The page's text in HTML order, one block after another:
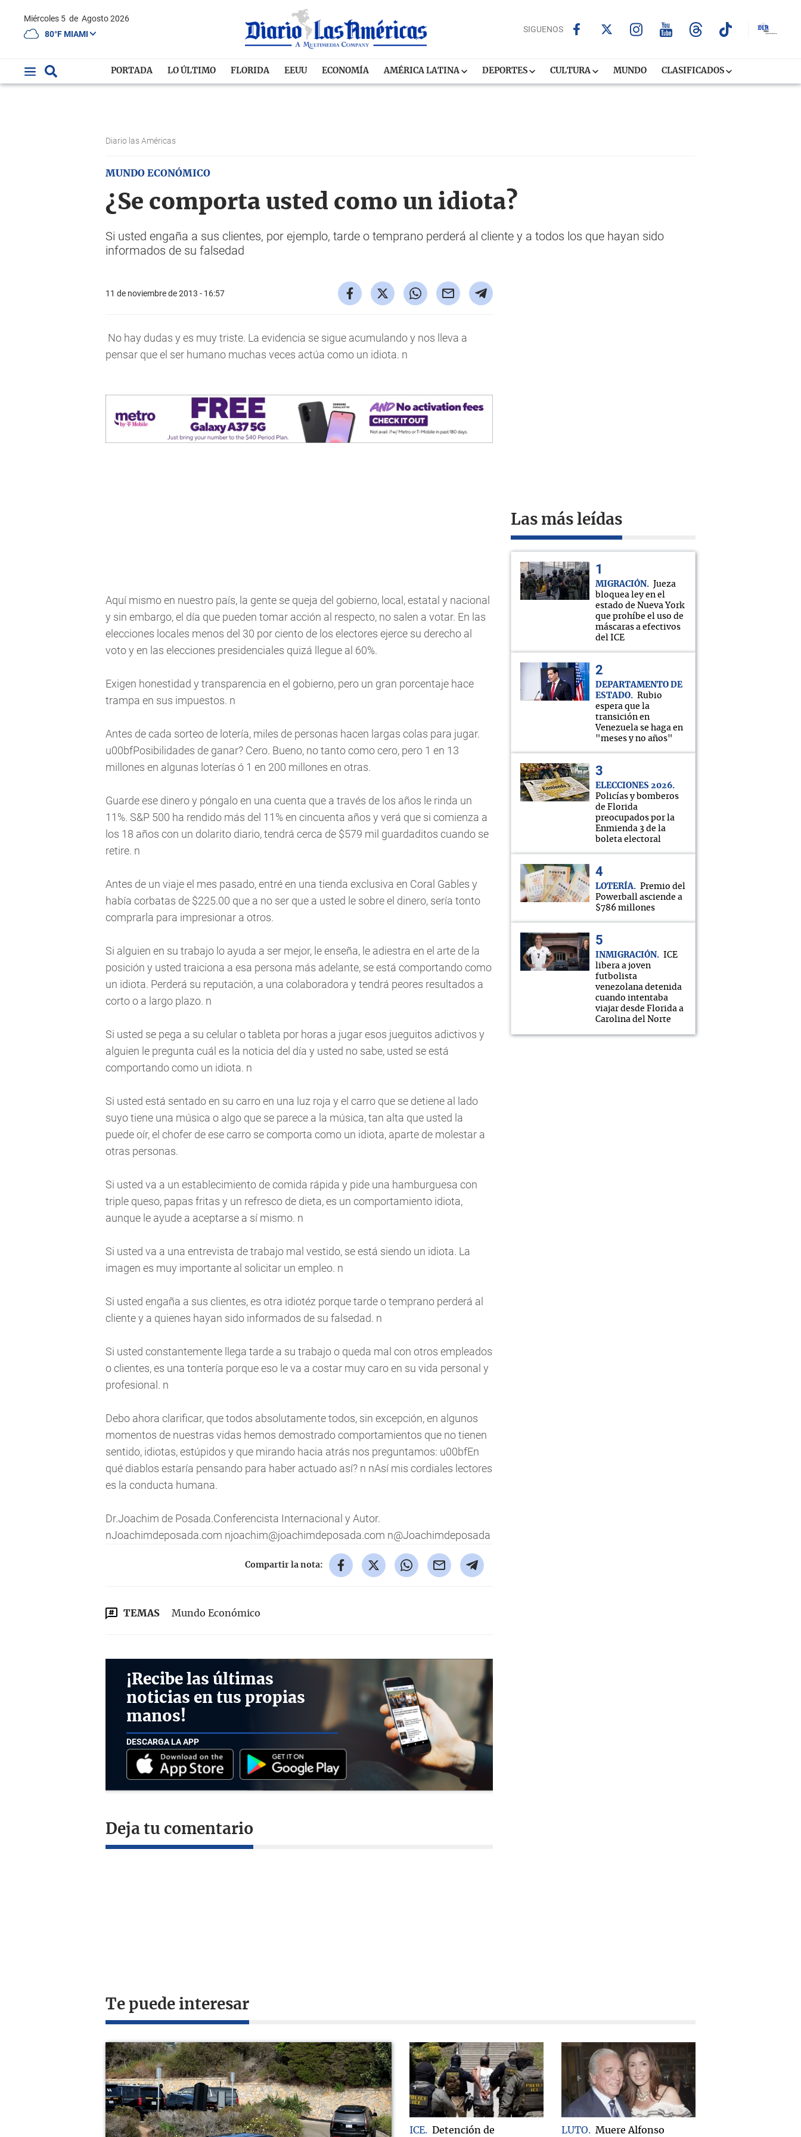
Miércoles 5 de Agosto 2026
80°F MIAMI
SIGUENOS
PORTADA LO ÚLTIMO FLORIDA EEUU ECONOMÍA AMÉRICA LATINA DEPORTES CULTURA MUNDO CLASIFICADOS
Diario las Américas
MUNDO ECONÓMICO
¿Se comporta usted como un idiota?
Si usted engaña a sus clientes, por ejemplo, tarde o temprano perderá al cliente y a todos los que hayan sido
informados de su falsedad
11 de noviembre de 2013 - 16:57
No hay dudas y es muy triste. La evidencia se sigue acumulando y nos lleva a
pensar que el ser humano muchas veces actúa como un idiota. n
Aquí mismo en nuestro país, la gente se queja del gobierno, local, estatal y nacional
y sin embargo, el día que pueden tomar acción al respecto, no salen a votar. En las
elecciones locales menos del 30 por ciento de los electores ejerce su derecho al
voto y en las elecciones presidenciales quizá llegue al 60%.
Exigen honestidad y transparencia en el gobierno, pero un gran porcentaje hace
trampa en sus impuestos. n
Antes de cada sorteo de lotería, miles de personas hacen largas colas para jugar.
u00bfPosibilidades de ganar? Cero. Bueno, no tanto como cero, pero 1 en 13
millones en algunas loterías ó 1 en 200 millones en otras.
Guarde ese dinero y póngalo en una cuenta que a través de los años le rinda un
11%. S&P 500 ha rendido más del 11% en cincuenta años y verá que si comienza a
los 18 años con un dolarito diario, tendrá cerca de $579 mil guardaditos cuando se
retire. n
Antes de un viaje el mes pasado, entré en una tienda exclusiva en Coral Gables y
había corbatas de $225.00 que a no ser que a usted le sobre el dinero, sería tonto
comprarla para impresionar a otros.
Si alguien en su trabajo lo ayuda a ser mejor, le enseña, le adiestra en el arte de la
posición y usted traiciona a esa persona más adelante, se está comportando como
un idiota. Perderá su reputación, a una colaboradora y tendrá peores resultados a
corto o a largo plazo. n
Si usted se pega a su celular o tableta por horas a jugar esos jueguitos adictivos y
alguien le pregunta cuál es la noticia del día y usted no sabe, usted se está
comportando como un idiota. n
Si usted está sentado en su carro en una luz roja y el carro que se detiene al lado
suyo tiene una música o algo que se parece a la música, tan alta que usted la
puede oír, el chofer de ese carro se comporta como un idiota, aparte de molestar a
otras personas.
Si usted va a un establecimiento de comida rápida y pide una hamburguesa con
triple queso, papas fritas y un refresco de dieta, es un comportamiento idiota,
aunque le ayude a aceptarse a sí mismo. n
Si usted va a una entrevista de trabajo mal vestido, se está siendo un idiota. La
imagen es muy importante al solicitar un empleo. n
Si usted engaña a sus clientes, es otra idiotéz porque tarde o temprano perderá al
cliente y a quienes hayan sido informados de su falsedad. n
Si usted constantemente llega tarde a su trabajo o queda mal con otros empleados
o clientes, es una tontería porque eso le va a costar muy caro en su vida personal y
profesional. n
Debo ahora clarificar, que todos absolutamente todos, sin excepción, en algunos
momentos de nuestras vidas hemos demostrado comportamientos que no tienen
sentido, idiotas, estúpidos y que mirando hacia atrás nos preguntamos: u00bfEn
qué diablos estaría pensando para haber actuado así? n nAsí mis cordiales lectores
es la conducta humana.
Dr.Joachim de Posada.Conferencista Internacional y Autor.
nJoachimdeposada.com njoachim@joachimdeposada.com n@Joachimdeposada
Compartir la nota:
TEMAS Mundo Económico
¡Recibe las últimas
noticias en tus propias
manos!
DESCARGA LA APP
Deja tu comentario
Las más leídas
MIGRACIÓN
Jueza
bloquea ley en el
estado de Nueva York
que prohíbe el uso de
máscaras a efectivos
del ICE
DEPARTAMENTO DE
ESTADO
Rubio
espera que la
transición en
Venezuela se haga en
"meses y no años"
ELECCIONES 2026
Policías y bomberos
de Florida
preocupados por la
Enmienda 3 de la
boleta electoral
LOTERÍA
Premio del
Powerball asciende a
$786 millones
INMIGRACIÓN
ICE
libera a joven
futbolista
venezolana detenida
cuando intentaba
viajar desde Florida a
Carolina del Norte
Te puede interesar
ICE Detención de LUTO Muere Alfonso